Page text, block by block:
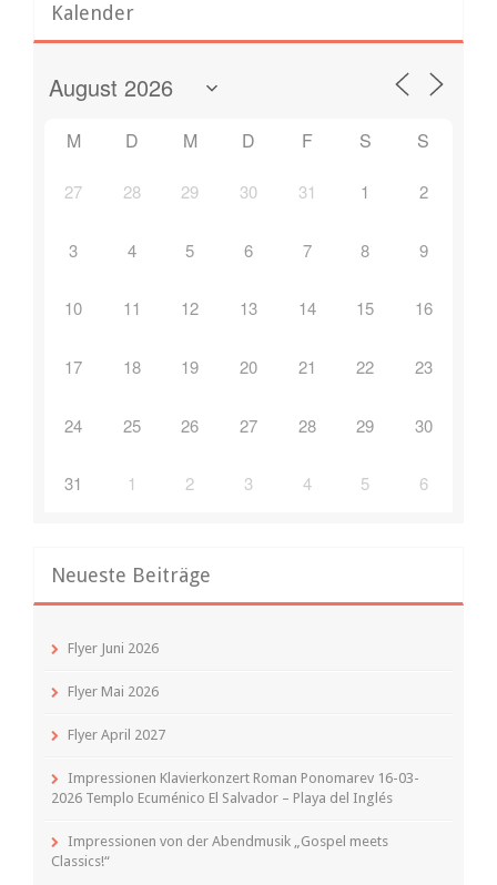
Kalender
M D M D F S S
27 28 29 30 31 1 2
3 4 5 6 7 8 9
10 11 12 13 14 15 16
17 18 19 20 21 22 23
24 25 26 27 28 29 30
31 1 2 3 4 5 6
Neueste Beiträge
Flyer Juni 2026
Flyer Mai 2026
Flyer April 2027
Impressionen Klavierkonzert Roman Ponomarev 16-03-
2026 Templo Ecuménico El Salvador – Playa del Inglés
Impressionen von der Abendmusik „Gospel meets
Classics!“